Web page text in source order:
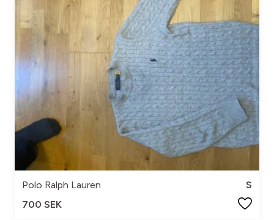
Polo Ralph Lauren
S
700 SEK